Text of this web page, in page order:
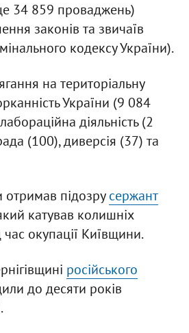
34 859 проваджень)
законів та звичаїв
кодексу України).
на територіальну
України (9 084
діяльність (2
(100), диверсія (37) та
підозрусержант
катував колишніх
час окупації Київщини.
російського
до десяти років